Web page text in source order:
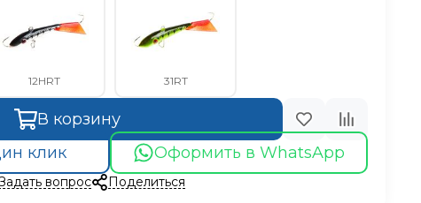
12HRT 31RT
В корзину
клик
Оформить в WhatsApp
вопрос Поделиться